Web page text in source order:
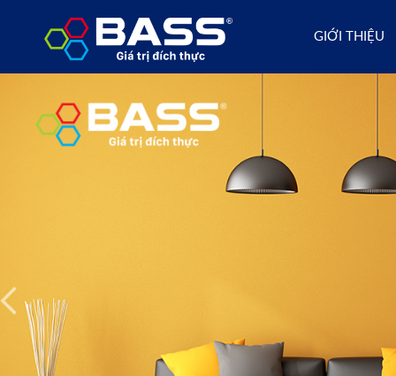
GIỚI THIỆU